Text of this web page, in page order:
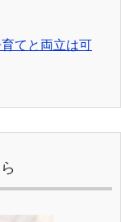
てと両立は可